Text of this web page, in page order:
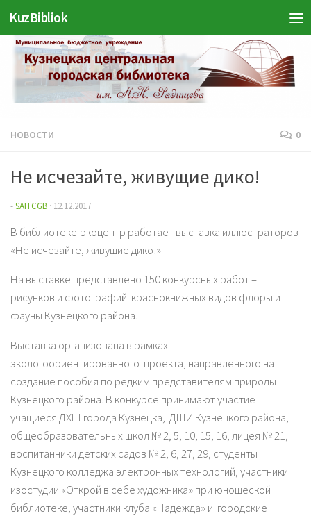
Перейти к содержимому
KuzBibliok
НОВОСТИ 0
Не исчезайте, живущие дико!
-SAITCGB · 12.12.2017
В библиотеке-экоцентр работает выставка иллюстраторов
«Не исчезайте, живущие дико!»
На выставке представлено 150 конкурсных работ –
рисунков и фотографий краснокнижных видов флоры и
фауны Кузнецкого района.
Выставка организована в рамках
экологоориентированного проекта, направленного на
создание пособия по редким представителям природы
Кузнецкого района. В конкурсе принимают участие
учащиеся ДХШ города Кузнецка, ДШИ Кузнецкого района,
общеобразовательных школ № 2, 5, 10, 15, 16, лицея № 21,
воспитанники детских садов № 2, 6, 27, 29, студенты
Кузнецкого колледжа электронных технологий, участники
изостудии «Открой в себе художника» при юношеской
библиотеке, участники клуба «Надежда» и городские